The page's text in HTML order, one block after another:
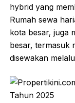
hybrid yang
Rumah sewa
kota besar, juga
besar, termasuk
disewakan